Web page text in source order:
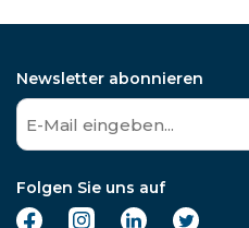
Newsletter abonnieren
Folgen Sie uns auf